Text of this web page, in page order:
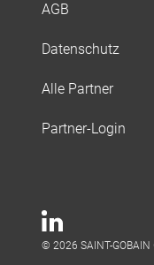
AGB
Datenschutz
Alle Partner
Partner-Login
© 2026 SAINT-GOBAIN